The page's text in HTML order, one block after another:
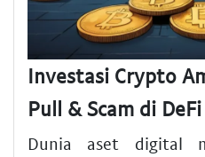
Investasi Crypto
Pull & Scam di DeFi
Dunia aset digital